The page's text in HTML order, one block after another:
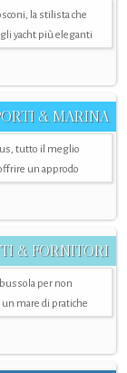
la stilista che
yacht più eleganti
& MARINA
tutto il meglio
un approdo
& FORNITORI
bussola per non
mare di pratiche